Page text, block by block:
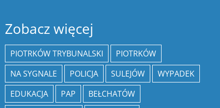
Zobacz więcej
PIOTRKÓW TRYBUNALSKI
PIOTRKÓW
NA SYGNALE
POLICJA SULEJÓW
WYPADEK
EDUKACJA
PAP
BEŁCHATÓW